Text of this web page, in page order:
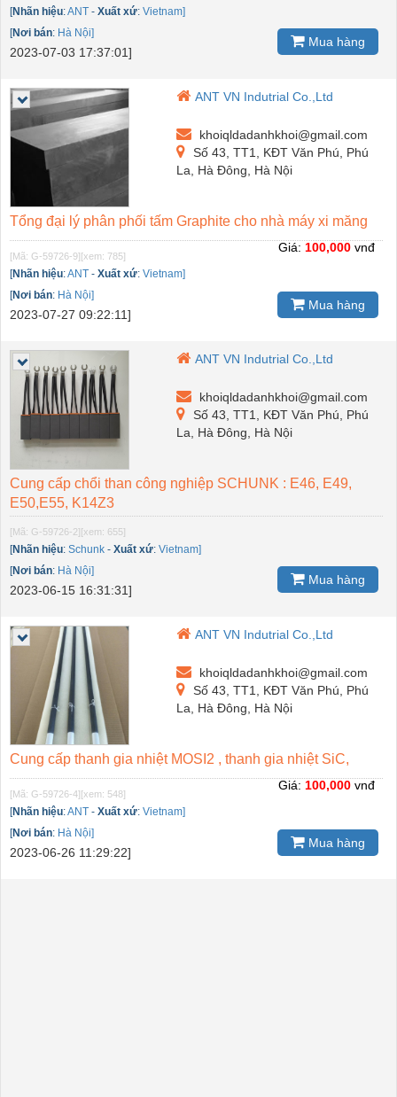
[Nhãn hiệu:ANT - Xuất xứ: Vietnam]
[Nơi bán: Hà Nội]
2023-07-03 17:37:01]
Mua hàng
ANT VN Indutrial Co.,Ltd
khoiqldadanhkhoi@gmail.com
Số 43, TT1, KĐT Văn Phú, Phú
La, Hà Đông, Hà Nội
Tổng đại lý phân phối tấm Graphite cho nhà máy xi măng
[Mã: G-59726-9][xem: 785]
[Nhãn hiệu:ANT - Xuất xứ: Vietnam]
[Nơi bán: Hà Nội]
2023-07-27 09:22:11]
Giá: 100,000 vnđ
Mua hàng
ANT VN Indutrial Co.,Ltd
khoiqldadanhkhoi@gmail.com
Số 43, TT1, KĐT Văn Phú, Phú
La, Hà Đông, Hà Nội
Cung cấp chổi than công nghiệp SCHUNK : E46, E49,
E50,E55, K14Z3
[Mã: G-59726-2][xem: 655]
[Nhãn hiệu: Schunk - Xuất xứ: Vietnam]
[Nơi bán: Hà Nội]
2023-06-15 16:31:31]
Mua hàng
ANT VN Indutrial Co.,Ltd
khoiqldadanhkhoi@gmail.com
Số 43, TT1, KĐT Văn Phú, Phú
La, Hà Đông, Hà Nội
Cung cấp thanh gia nhiệt MOSI2 , thanh gia nhiệt SiC,
[Mã: G-59726-4][xem: 548]
[Nhãn hiệu:ANT - Xuất xứ: Vietnam]
[Nơi bán: Hà Nội]
2023-06-26 11:29:22]
Giá: 100,000 vnđ
Mua hàng